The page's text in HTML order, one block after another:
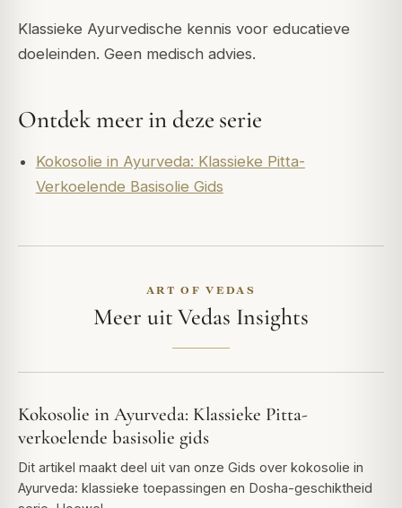
Klassieke Ayurvedische kennis voor educatieve
doeleinden. Geen medisch advies.
Ontdek meer in deze serie
Kokosolie in Ayurveda: Klassieke Pitta-
Verkoelende Basisolie Gids
ART OF VEDAS
Meer uit Vedas Insights
Kokosolie in Ayurveda: Klassieke Pitta-
verkoelende basisolie gids
Dit artikel maakt deel uit van onze Gids over kokosolie in
Ayurveda: klassieke toepassingen en Dosha-geschiktheid